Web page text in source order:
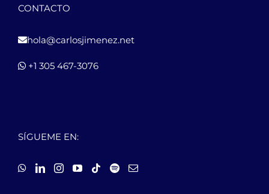
CONTACTO
hola@carlosjimenez.net
+1 305 467-3076
SÍGUEME EN: